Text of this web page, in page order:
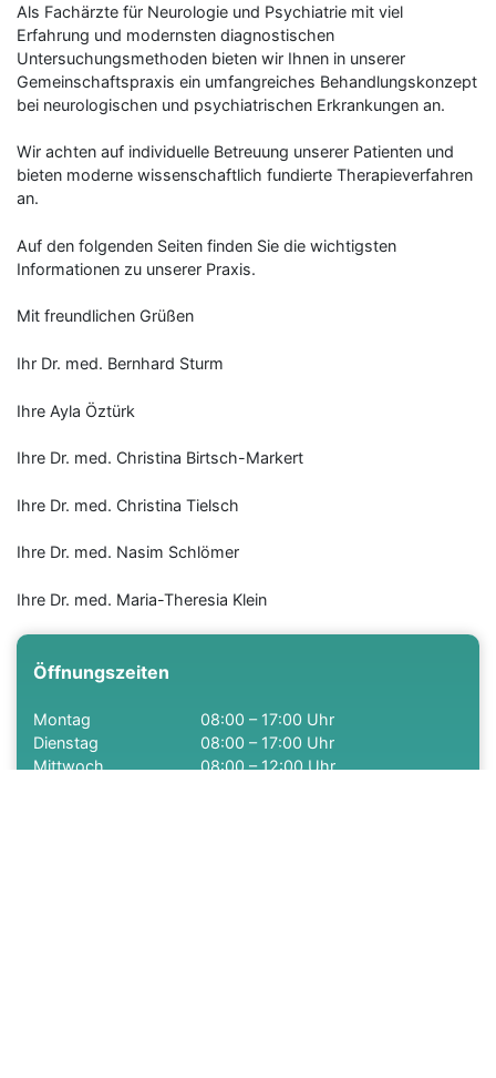
Als Fachärzte für Neurologie und Psychiatrie mit viel
Erfahrung und modernsten diagnostischen
Untersuchungsmethoden bieten wir Ihnen in unserer
Gemeinschaftspraxis ein umfangreiches Behandlungskonzept
bei neurologischen und psychiatrischen Erkrankungen an.
Wir achten auf individuelle Betreuung unserer Patienten und
bieten moderne wissenschaftlich fundierte Therapieverfahren
an.
Auf den folgenden Seiten finden Sie die wichtigsten
Informationen zu unserer Praxis.
Mit freundlichen Grüßen
Ihr Dr. med. Bernhard Sturm
Ihre Ayla Öztürk
Ihre Dr. med. Christina Birtsch-Markert
Ihre Dr. med. Christina Tielsch
Ihre Dr. med. Nasim Schlömer
Ihre Dr. med. Maria-Theresia Klein
Öffnungszeiten
Montag
08:00 – 17:00 Uhr
Dienstag
08:00 – 17:00 Uhr
Mittwoch
08:00 – 12:00 Uhr